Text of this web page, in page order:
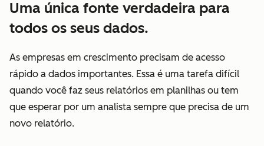
Uma única fonte verdadeira para
todos os seus dados.
As empresas em crescimento precisam de acesso
rápido a dados importantes. Essa é uma tarefa difícil
quando você faz seus relatórios em planilhas ou tem
que esperar por um analista sempre que precisa de um
novo relatório.